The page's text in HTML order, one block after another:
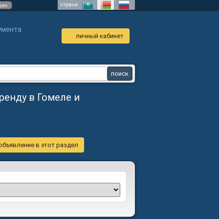
страна
личный кабинет
в Гомеле и
в этот раздел